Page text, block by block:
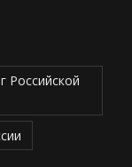
Российской